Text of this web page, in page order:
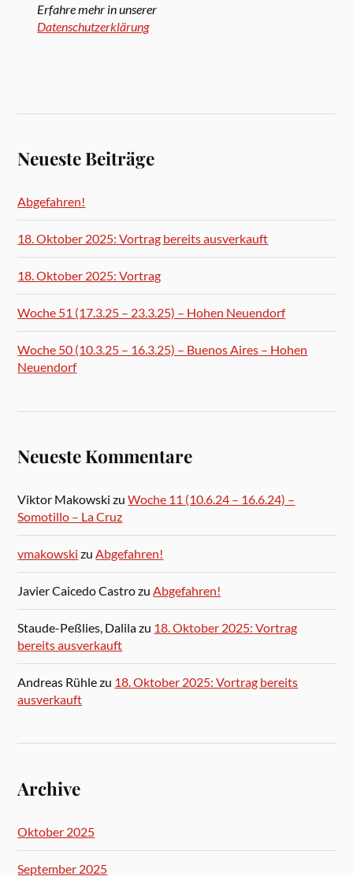
Erfahre mehr in unserer
Datenschutzerklärung
Neueste Beiträge
Abgefahren!
18. Oktober 2025: Vortrag bereits ausverkauft
18. Oktober 2025: Vortrag
Woche 51 (17.3.25 – 23.3.25) – Hohen Neuendorf
Woche 50 (10.3.25 – 16.3.25) – Buenos Aires – Hohen
Neuendorf
Neueste Kommentare
Viktor Makowski zuWoche 11 (10.6.24 – 16.6.24) –
Somotillo – La Cruz
vmakowski zuAbgefahren!
Javier Caicedo CastrozuAbgefahren!
Staude-Peßlies, Dalilazu 18. Oktober 2025: Vortrag
bereits ausverkauft
Andreas Rühlezu 18. Oktober 2025: Vortrag bereits
ausverkauft
Archive
Oktober 2025
September 2025